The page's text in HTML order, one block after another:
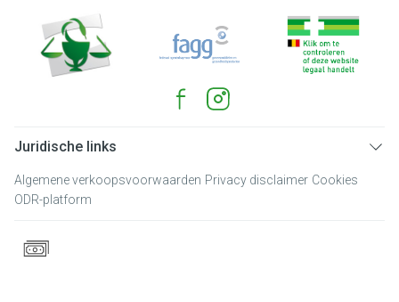
Juridische links
Algemene verkoopsvoorwaarden Privacy disclaimer Cookies
ODR-platform